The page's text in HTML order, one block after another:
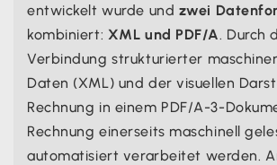
entwickelt wurde und zwei
kombiniert: XML und PDF/A. Durch
Verbindung strukturierter
Daten (XML) und der visuellen
Rechnung in einem PDF/A-3-
Rechnung einerseits maschinell
automatisiert verarbeitet werden.